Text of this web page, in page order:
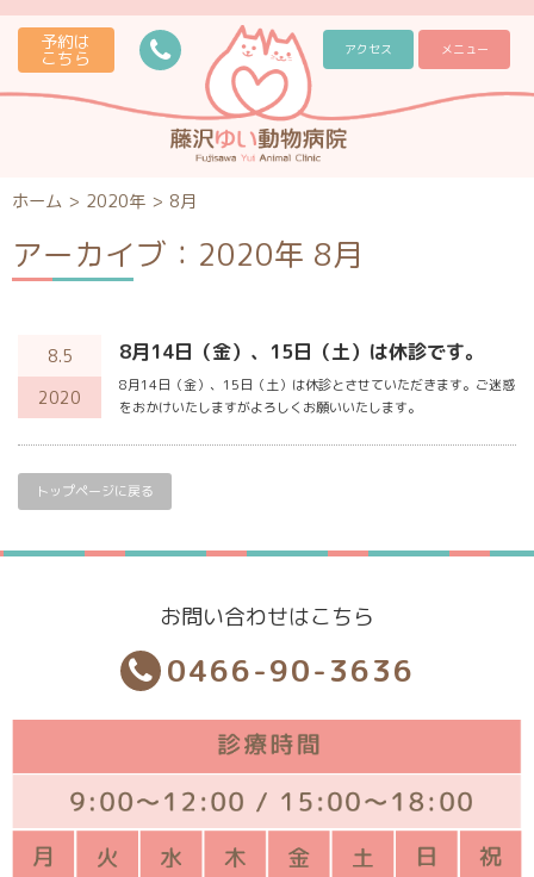
予約は
こちら アクセス メニュー
ホーム > 2020年 > 8月
アーカイブ：2020年 8月
8.5
2020
8月14日（金）、15日（土）は休診です。
8月14日（金）、15日（土）は休診とさせていただきます。ご迷惑
をおかけいたしますがよろしくお願いいたします。
トップページに戻る
お問い合わせはこちら
0466-90-3636